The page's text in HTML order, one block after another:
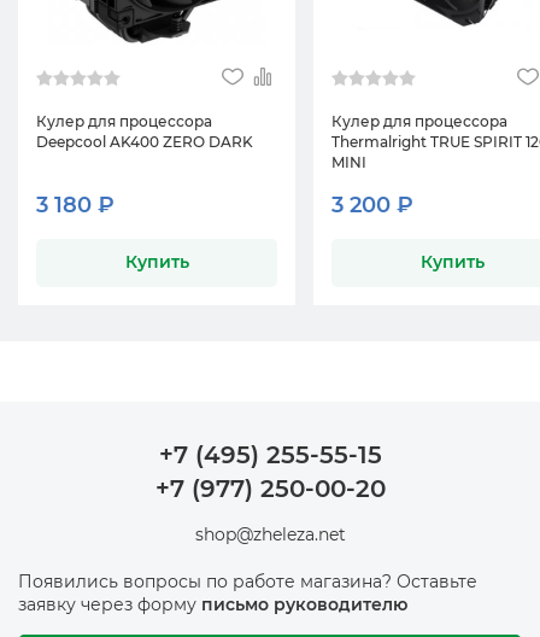
Кулер для процессора
Deepcool AK400 ZERO DARK
3 180 ₽
Купить
Кулер для процессора
Thermalright TRUE SPIRIT
MINI
3 200 ₽
Купить
+7 (495) 255-55-15
+7 (977) 250-00-20
shop@zheleza.net
Появились вопросы по работе магазина? Оставьте
заявку через форму письмо руководителю